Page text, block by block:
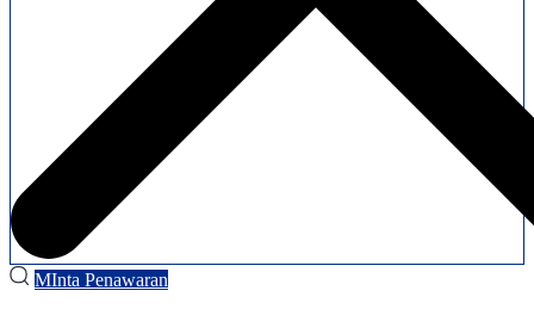
MInta Penawaran